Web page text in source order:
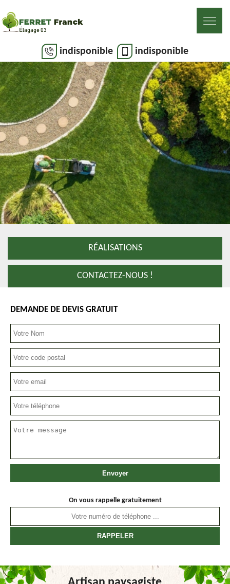
indisponible indisponible
RÉALISATIONS
CONTACTEZ-NOUS !
DEMANDE DE DEVIS GRATUIT
On vous rappelle gratuitement